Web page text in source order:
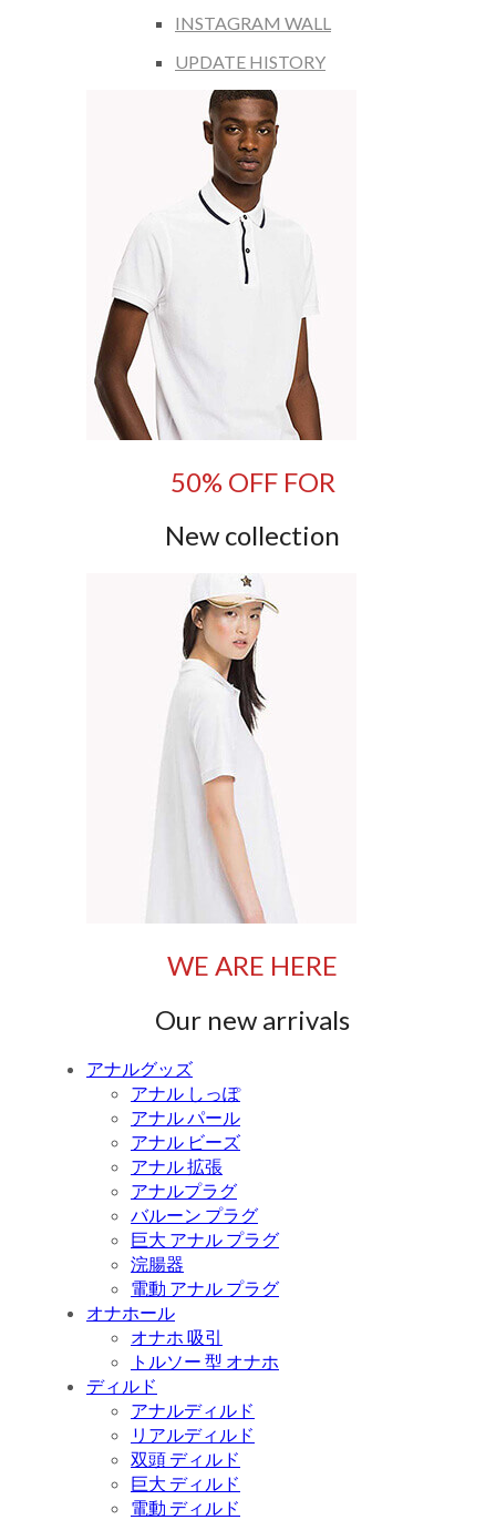
INSTAGRAM WALL
UPDATE HISTORY
50% OFF FOR
New collection
WE ARE HERE
Our new arrivals
アナルグッズ
アナル しっぽ
アナル パール
アナル ビーズ
アナル 拡張
アナルプラグ
バルーン プラグ
巨大 アナル プラグ
浣腸器
電動 アナル プラグ
オナホール
オナホ 吸引
トルソー 型 オナホ
ディルド
アナルディルド
リアルディルド
双頭 ディルド
巨大 ディルド
電動 ディルド